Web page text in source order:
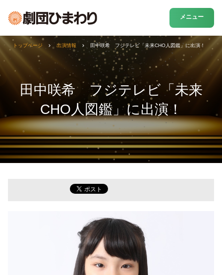
メニュー
田中咲希 フジテレビ「未来
CHO人図鑑」に出演！
トップページ 出演情報 田中咲希 フジテレビ「未来CHO人図鑑」に出演！